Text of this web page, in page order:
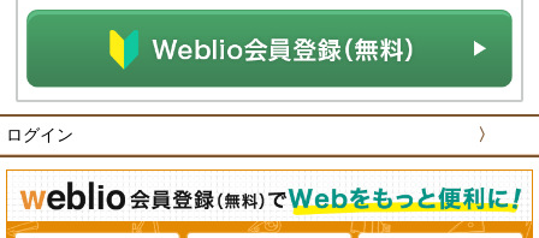
ログイン 〉